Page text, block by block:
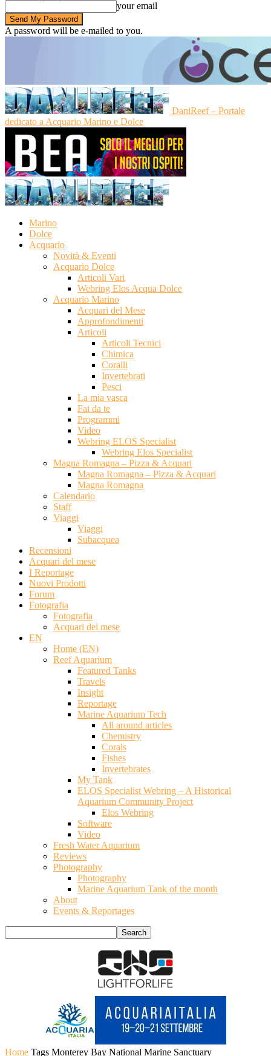
your email
A password will be e-mailed to you.
DaniReef – Portale
dedicato a Acquario Marino e Dolce
Marino
Dolce
Acquario
Novità & Eventi
Acquario Dolce
Articoli Vari
Webring Elos Acqua Dolce
Acquario Marino
Acquari del Mese
Approfondimenti
Articoli
Articoli Tecnici
Chimica
Coralli
Invertebrati
Pesci
La mia vasca
Fai da te
Programmi
Video
Webring ELOS Specialist
Webring Elos Specialist
Magna Romagna – Pizza & Acquari
Magna Romagna – Pizza & Acquari
Magna Romagna
Calendario
Staff
Viaggi
Viaggi
Subacquea
Recensioni
Acquari del mese
I Reportage
Nuovi Prodotti
Forum
Fotografia
Fotografia
Acquari del mese
EN
Home (EN)
Reef Aquarium
Featured Tanks
Travels
Insight
Reportage
Marine Aquarium Tech
All around articles
Chemistry
Corals
Fishes
Invertebrates
My Tank
ELOS Specialist Webring – A Historical
Aquarium Community Project
Elos Webring
Software
Video
Fresh Water Aquarium
Reviews
Photography
Photography
Marine Aquarium Tank of the month
About
Events & Reportages
Home Tags Monterey Bay National Marine Sanctuary